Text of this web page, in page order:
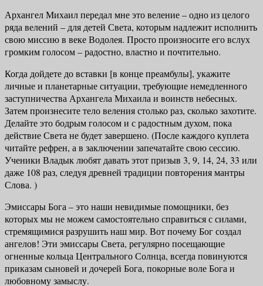
Архангел Михаил передал мне это веление – одно из целого
ряда веле­ний – для детей Света, которым надлежит исполнить
свою миссию в веке Водолея. Просто произносите его вслух
громким голосом – радостно, влас­тно и почтительно.
Когда дойдете до вставки [в конце преамбулы], укажите
личные и пла­нетарные ситуации, требующие немедленного
заступничества Архангела Михаила и воинств небесных.
Затем произнесите тело веления столько раз, сколько захотите.
Делайте это бодрым голосом и с радостным духом, пока
действие Света не будет завершено. (После каждого куплета
читайте реф­рен, а в заключении запечатайте свою сессию.
Ученики Владык любят да­вать этот призыв 3, 9, 14, 24, 33 или
даже 108 раз, следуя древней традиции повторения мантры
Слова. )
Эмиссары Бога – это наши невидимые помощники, без
которых мы не можем самостоятельно справиться с силами,
стремящимися разрушить наш мир. Вот почему Бог создал
ангелов! Эти эмиссары Света, регулярно посе­щающие
огненные кольца Центрального Солнца, всегда повинуются
при­казам сыновей и дочерей Бога, покорные воле Бога и
любовному замыслу.